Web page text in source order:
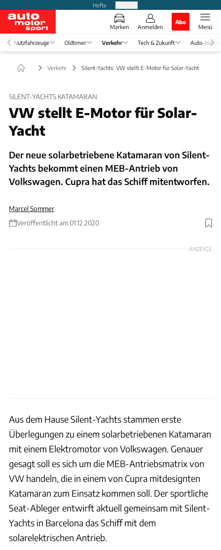
Hefte
Marken Anmelden
Abo
Menü
Nutzfahrzeuge Oldtimer Verkehr Tech & Zukunft Auto-
Verkehr Silent-Yachts: VW stellt E-Motor für Solar-Yacht
SILENT-YACHTS KATAMARAN
VW stellt E-Motor für Solar-
Yacht
Der neue solarbetriebene Katamaran von Silent-
Yachts bekommt einen MEB-Antrieb von
Volkswagen. Cupra hat das Schiff mitentworfen.
Marcel Sommer
Veröffentlicht am 01.12.2020
Foto: Silent-Yachts
ANZEIGE
Aus dem Hause Silent-Yachts stammen erste
Überlegungen zu einem solarbetriebenen Katamaran
mit einem Elektromotor von Volkswagen. Genauer
gesagt soll es sich um die MEB-Antriebsmatrix von
VW handeln, die in einem von Cupra mitdesignten
Katamaran zum Einsatz kommen soll. Der sportliche
Seat-Ableger entwirft aktuell gemeinsam mit Silent-
Yachts in Barcelona das Schiff mit dem
solarelektrischen Antrieb.